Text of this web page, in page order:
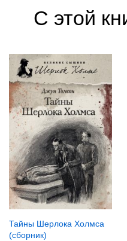
С этой
Тайны Шерлока Холмса
(сборник)